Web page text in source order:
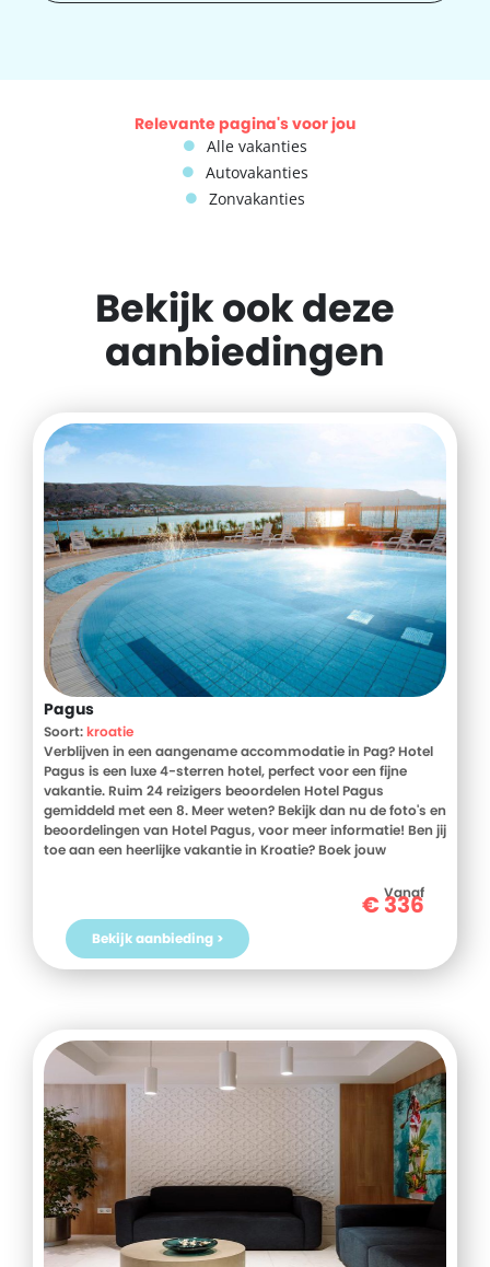
Relevante pagina's voor jou
Alle vakanties
Autovakanties
Zonvakanties
Bekijk ook deze
aanbiedingen
Pagus
Soort:kroatie
Verblijven in een aangename accommodatie in Pag? Hotel
Pagus is een luxe 4-sterren hotel, perfect voor een fijne
vakantie. Ruim 24 reizigers beoordelen Hotel Pagus
gemiddeld met een 8. Meer weten? Bekijk dan nu de foto's en
beoordelingen van Hotel Pagus, voor meer informatie! Ben jij
toe aan een heerlijke vakantie in Kroatie? Boek jouw
Vanaf
€336
Bekijk aanbieding >